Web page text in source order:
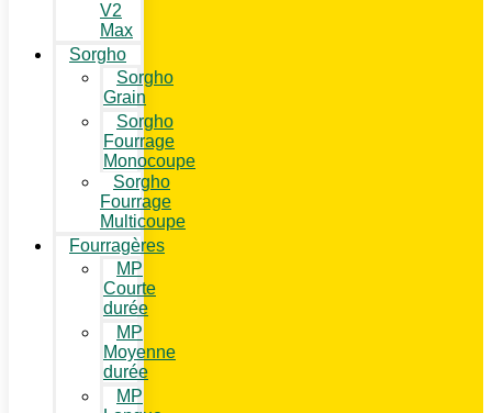
V2
Max
Sorgho
Sorgho
Grain
Sorgho
Fourrage
Monocoupe
Sorgho
Fourrage
Multicoupe
Fourragères
MP
Courte
durée
MP
Moyenne
durée
MP